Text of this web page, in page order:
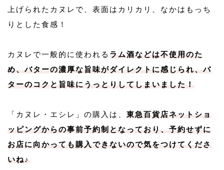
上げられたカヌレで、表面はカリカリ、なかはもっち
りとした食感！
カヌレで一般的に使われる ラム酒などは不使用のた
め、バターの濃厚な旨味がダイレクトに感じられ、バ
ターのコクと旨味にうっとりしてしまいました！
「カヌレ・エシレ」の購入は、 東急百貨店ネットショ
ッピングからの事前予約制となっており、予約せずに
お店に向かっても購入できないので気をつけてくださ
いね♪